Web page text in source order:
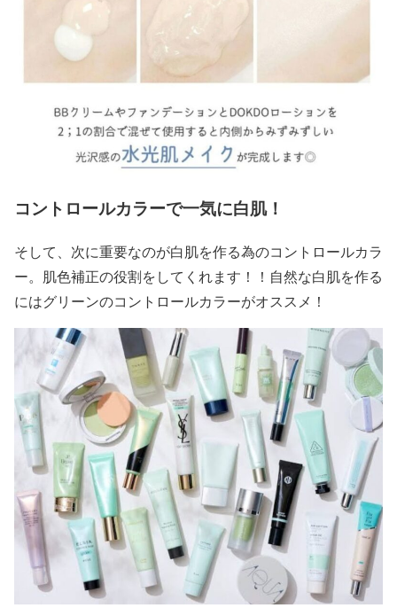
コントロールカラーで一気に白肌！
そして、次に重要なのが白肌を作る為のコントロールカラ
ー。肌色補正の役割をしてくれます！！ 自然な白肌を作る
にはグリーンのコントロールカラーがオススメ ！